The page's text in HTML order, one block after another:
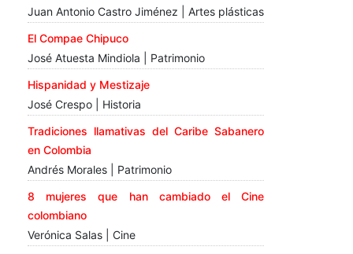
Juan Antonio Castro Jiménez | Artes plásticas
El Compae Chipuco
José Atuesta Mindiola | Patrimonio
Hispanidad y Mestizaje
José Crespo | Historia
Tradiciones llamativas del Caribe Sabanero
en Colombia
Andrés Morales | Patrimonio
8 mujeres que han cambiado el Cine
colombiano
Verónica Salas | Cine